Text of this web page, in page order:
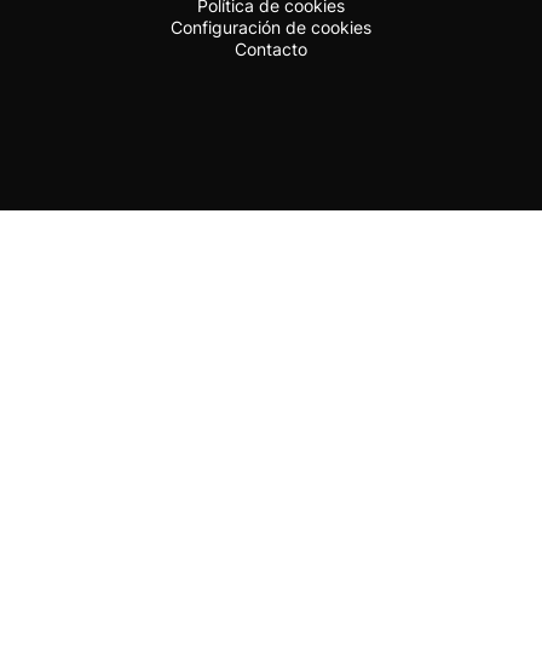
Política de cookies
Configuración de cookies
Contacto